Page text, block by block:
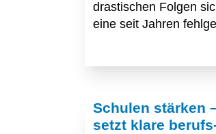
drastischen Folgen
eine seit Jahren
Schulen stärken
setzt klare